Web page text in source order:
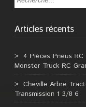
Articles récents
4 Pièces Pneus
Monster Truck RC
Cheville Arbre
Transmission 1 3/8 6